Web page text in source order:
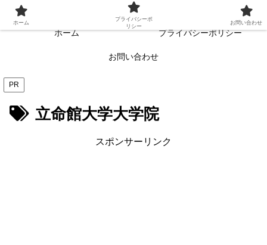
常に読者目線・読者ファーストを目指す!!
ホーム プライバシーポリシー
お問い合わせ
PR
立命館大学大学院
スポンサーリンク
ホーム
プライバシーポ
リシー
お問い合わせ